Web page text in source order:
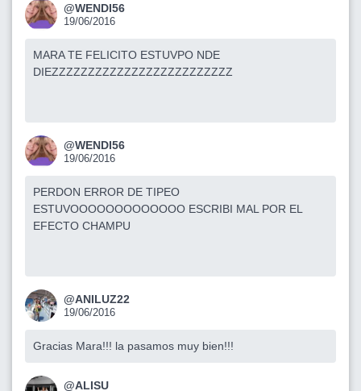
@WENDI56
19/06/2016
MARA TE FELICITO ESTUVPO NDE
DIEZZZZZZZZZZZZZZZZZZZZZZZZZ
@WENDI56
19/06/2016
PERDON ERROR DE TIPEO
ESTUVOOOOOOOOOOOOO ESCRIBI MAL POR EL
EFECTO CHAMPU
@ANILUZ22
19/06/2016
Gracias Mara!!! la pasamos muy bien!!!
@ALISU